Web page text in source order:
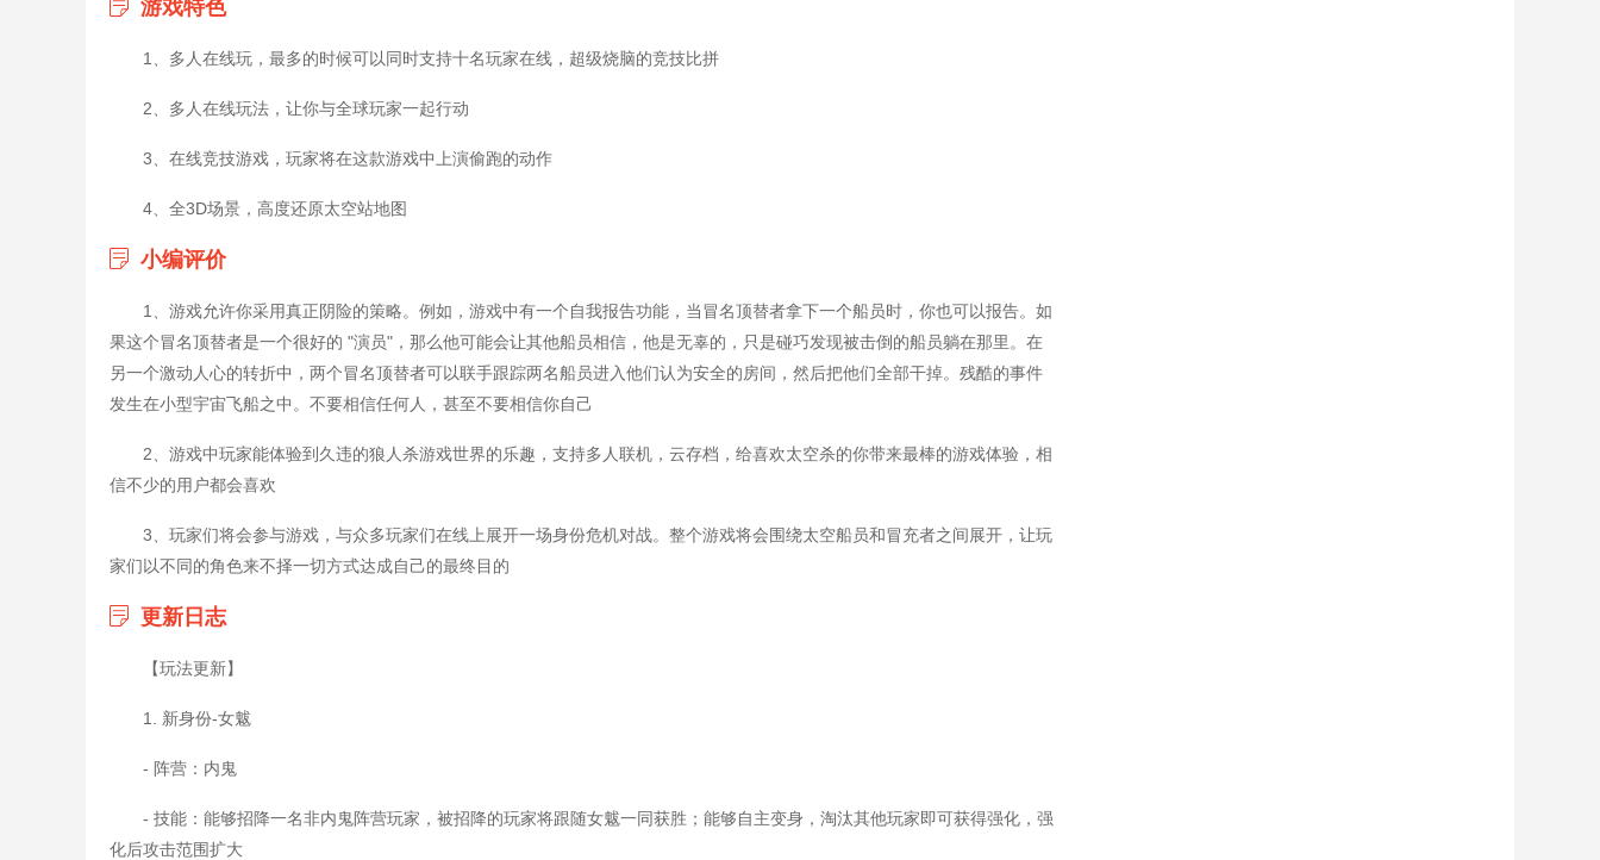
游戏特色
1、多人在线玩，最多的时候可以同时支持十名玩家在线，超级烧脑的竞技比拼
2、多人在线玩法，让你与全球玩家一起行动
3、在线竞技游戏，玩家将在这款游戏中上演偷跑的动作
4、全3D场景，高度还原太空站地图
小编评价
1、游戏允许你采用真正阴险的策略。例如，游戏中有一个自我报告功能，当冒名顶替者拿下一个船员时，你也可以报告。如
果这个冒名顶替者是一个很好的 "演员"，那么他可能会让其他船员相信，他是无辜的，只是碰巧发现被击倒的船员躺在那里。在
另一个激动人心的转折中，两个冒名顶替者可以联手跟踪两名船员进入他们认为安全的房间，然后把他们全部干掉。残酷的事件
发生在小型宇宙飞船之中。不要相信任何人，甚至不要相信你自己
2、游戏中玩家能体验到久违的狼人杀游戏世界的乐趣，支持多人联机，云存档，给喜欢太空杀的你带来最棒的游戏体验，相
信不少的用户都会喜欢
3、玩家们将会参与游戏，与众多玩家们在线上展开一场身份危机对战。整个游戏将会围绕太空船员和冒充者之间展开，让玩
家们以不同的角色来不择一切方式达成自己的最终目的
更新日志
【玩法更新】
1. 新身份-女魃
- 阵营：内鬼
- 技能：能够招降一名非内鬼阵营玩家，被招降的玩家将跟随女魃一同获胜；能够自主变身，淘汰其他玩家即可获得强化，强
化后攻击范围扩大